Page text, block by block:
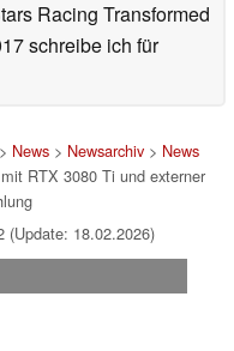
Racing Transformed
schreibe ich für
News> Newsarchiv> News
RTX 3080 Ti und externer
(Update: 18.02.2026)